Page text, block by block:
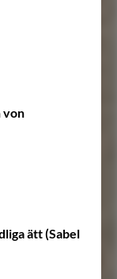
von
ätt (Sabel